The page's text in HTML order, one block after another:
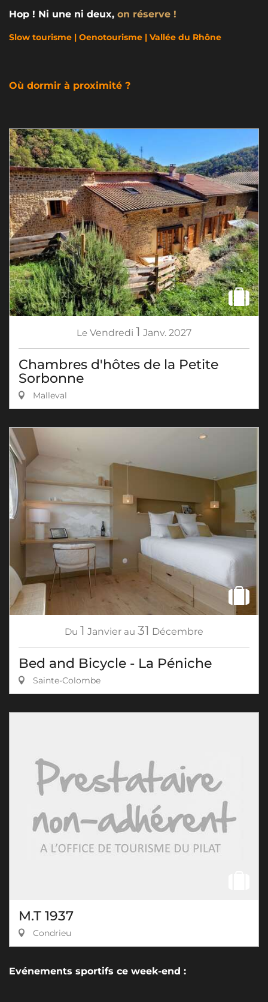
Hop ! Ni une ni deux, on réserve !
Slow tourisme | Oenotourisme | Vallée du Rhône
Où dormir à proximité ?
Le Vendredi 1 Janv. 2027
Chambres d'hôtes de la Petite
Sorbonne
Malleval
Du 1 Janvier au 31 Décembre
Bed and Bicycle - La Péniche
Sainte-Colombe
M.T 1937
Condrieu
Evénements sportifs ce week-end :